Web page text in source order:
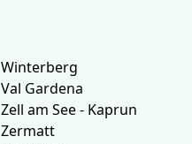
Winterberg
Val Gardena
Zell am See - Kaprun
Zermatt